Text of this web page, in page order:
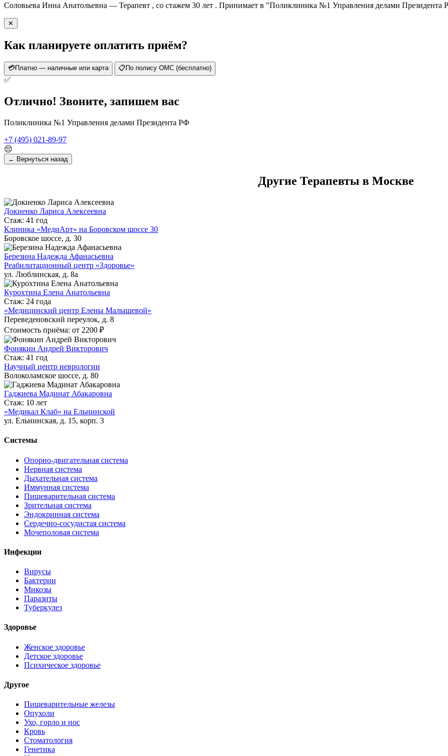
Соловьева Инна Анатольевна — Терапевт , со стажем 30 лет . Принимает в "Поликлиника №1 Управления делами Президента
✕
Как планируете оплатить приём?
💳Платно — наличные или карта 📋 По полису ОМС (бесплатно)
✅
Отлично! Звоните, запишем вас
Поликлиника №1 Управления делами Президента РФ
+7 (495) 021-89-97
😔
← Вернуться назад
Другие Терапевты в Москве
Докиенко Лариса Алексеевна
Стаж: 41 год
Клиника «МедиАрт» на Боровском шоссе 30
Боровское шоссе, д. 30
Березина Надежда Афанасьевна
Реабилитационный центр «Здоровье»
ул. Люблинская, д. 8а
Курохтина Елена Анатольевна
Стаж: 24 года
«Медицинский центр Елены Малышевой»
Переведеновский переулок, д. 8
Стоимость приёма: от 2200 ₽
Фонякин Андрей Викторович
Стаж: 41 год
Научный центр неврологии
Волоколамское шоссе, д. 80
Гаджиева Мадинат Абакаровна
Стаж: 10 лет
«Медикал Клаб» на Ельнинской
ул. Ельнинская, д. 15, корп. 3
Системы
Опорно-двигательная система
Нервная система
Дыхательная система
Иммунная система
Пищеварительная система
Зрительная система
Эндокринная система
Сердечно-сосудистая система
Мочеполовая система
Инфекции
Вирусы
Бактерии
Микозы
Паразиты
Туберкулез
Здоровье
Женское здоровье
Детское здоровье
Психическое здоровье
Другое
Пищеварительные железы
Опухоли
Ухо, горло и нос
Кровь
Стоматология
Генетика